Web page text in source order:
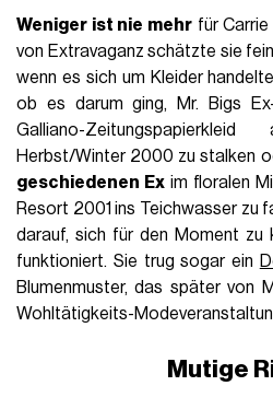
Weniger ist nie mehrfür Carrie
von Extravaganz schätzte sie
wenn es sich um Kleider
ob es darum ging, Mr. Bigs
Galliano-
Herbst/Winter 2000 zu stalken
geschiedenen Ex im floralen
Resort 2001 ins Teichwasser zu
darauf, sich für den Moment zu
funktioniert. Sie trug sogar ein
Blumenmuster, das später von
Wohltätigkeits-
Mutige